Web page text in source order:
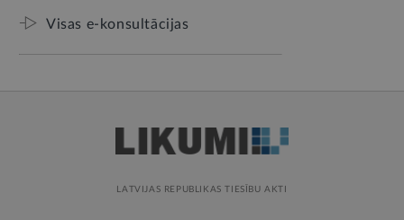
Visas e-konsultācijas
LATVIJAS REPUBLIKAS TIESĪBU AKTI